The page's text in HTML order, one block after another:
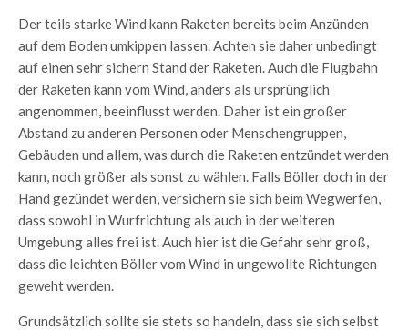
Der teils starke Wind kann Raketen bereits beim Anzünden
auf dem Boden umkippen lassen. Achten sie daher unbedingt
auf einen sehr sichern Stand der Raketen. Auch die Flugbahn
der Raketen kann vom Wind, anders als ursprünglich
angenommen, beeinflusst werden. Daher ist ein großer
Abstand zu anderen Personen oder Menschengruppen,
Gebäuden und allem, was durch die Raketen entzündet werden
kann, noch größer als sonst zu wählen. Falls Böller doch in der
Hand gezündet werden, versichern sie sich beim Wegwerfen,
dass sowohl in Wurfrichtung als auch in der weiteren
Umgebung alles frei ist. Auch hier ist die Gefahr sehr groß,
dass die leichten Böller vom Wind in ungewollte Richtungen
geweht werden.
Grundsätzlich sollte sie stets so handeln, dass sie sich selbst